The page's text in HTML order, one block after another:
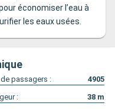
économiser l’eau à
les eaux usées.
passagers :
4905
: 38 m